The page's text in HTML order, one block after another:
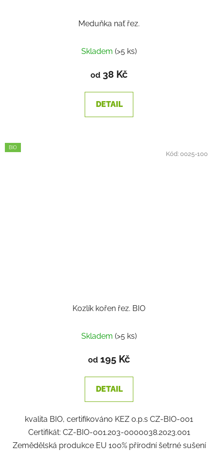
Meduňka nať řez.
Skladem (>5 ks)
od 38 Kč
DETAIL
BIO
Kozlík kořen řez. BIO
Skladem (>5 ks)
od 195 Kč
DETAIL
kvalita BIO, certifikováno KEZ o.p.s CZ-BIO-001
Certifikát: CZ-BIO-001.203-0000038.2023.001
Zemědělská produkce EU 100% přírodní šetrné sušení
Kód:0025-100